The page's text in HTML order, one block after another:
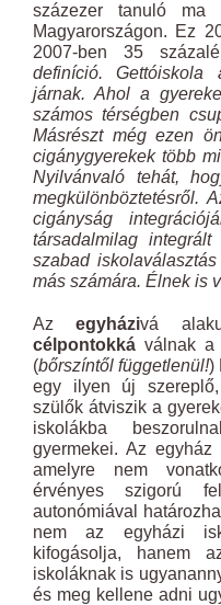
százezer tanuló ma
Magyarországon. Ez
2007-ben 35
definíció.
járnak. Ahol a
számos térségben
Másrészt még ezen
cigánygyerekek több
Nyilvánvaló tehát,
megkülönböztetésről.
cigányság
társadalmilag
szabad
más számára. Élnek is
Azegyházivá
célpontokká válnak a
(bőrszíntől függetlenül!)
egy ilyen új
szülők átviszik a
iskolákba
gyermekei. Az egyház
amelyre nem
érvényes szigorú
autonómiával
nem az egyházi
kifogásolja, hanem
iskoláknak is
és meg kellene adni